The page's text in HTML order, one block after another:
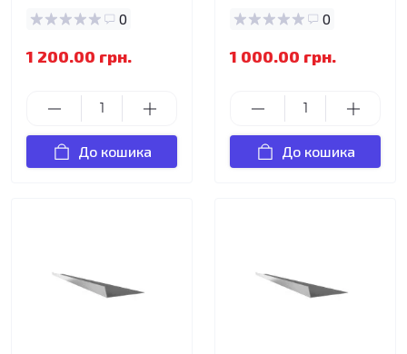
0
1 200.00 грн.
До кошика
0
1 000.00 грн.
До кошика